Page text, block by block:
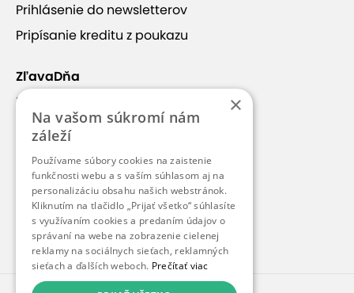
Vlastné zuby po celý život
Dentálna hygiena je účinná liečebno-preventívna
metóda modernej stomatológie, ktorá vedie k
zachovaniu vlastných zubov v ústach po celý život.
Čisté zuby sú základnou prevenciou pred možnými
Prihlásenie do newsletterov
Pripísanie kreditu z poukazu
ZľavaDňa
Náš príbeh
Kontakt
Kariéra
Blog
Pre médiá
Pre partnerov
×
Na vašom súkromí nám
záleží
Používame súbory cookies na zaistenie
funkčnosti webu a s vaším súhlasom aj na
personalizáciu obsahu našich webstránok.
Kliknutím na tlačidlo „Prijať všetko“ súhlasíte
s využívaním cookies a predaním údajov o
správaní na webe na zobrazenie cielenej
reklamy na sociálnych sieťach, reklamných
sieťach a ďalších weboch. Prečítať viac